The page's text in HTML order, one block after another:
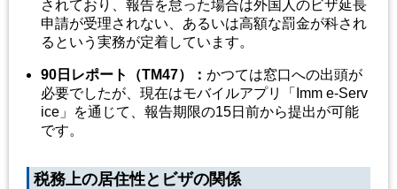
されており、報告を怠った場合は外国人のビザ延長
申請が受理されない、あるいは高額な罰金が科され
るという実務が定着しています。
90 日レポート （TM47）： かつては窓口への出頭が
必要でしたが、現在はモバイルアプリ「Imm e-Serv
ice」を通じて、報告期限の15日前から提出が可能
です。
税務上の居住性とビザの関係